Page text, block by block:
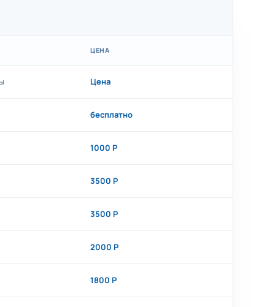
ЦЕНА
Цена
бесплатно
1000 Р
3500 Р
3500 Р
2000 Р
1800 Р